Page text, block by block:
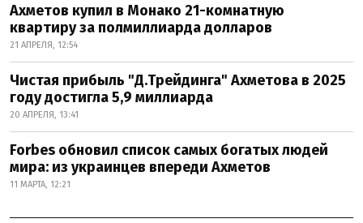
Ахметов купил в Монако 21-комнатную
квартиру за полмиллиарда долларов
21 АПРЕЛЯ, 12:54
Чистая прибыль "Д.Трейдинга" Ахметова в 2025
году достигла 5,9 миллиарда
20 АПРЕЛЯ, 13:41
Forbes обновил список самых богатых людей
мира: из украинцев впереди Ахметов
11 МАРТА, 12:21